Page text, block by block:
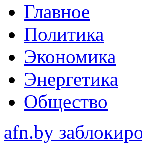
Главное
Политика
Экономика
Энергетика
Общество
afn.by